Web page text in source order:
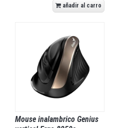
añadir al carro
Mouse inalambrico Genius